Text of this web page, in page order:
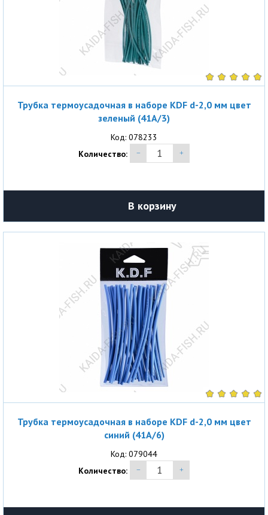
Трубка термоусадочная в наборе KDF d-2,0 мм цвет
зеленый (41A/3)
Код: 078233
Количество:
В корзину
Трубка термоусадочная в наборе KDF d-2,0 мм цвет
синий (41A/6)
Код: 079044
Количество: